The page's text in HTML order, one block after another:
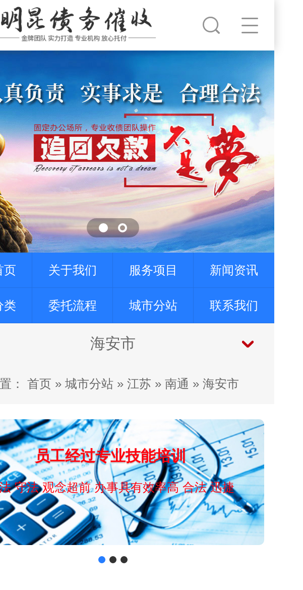
页 关于我们 服务项目 新闻资讯
类 委托流程 城市分站 联系我们
海安市
： 首页 » 城市分站» 江苏 » 南通 » 海安市
员工经过专业技能培训
守法 观念超前 办事具有效率高 合法 迅捷